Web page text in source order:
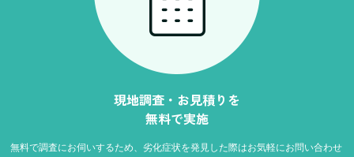
現地調査・お見積りを
無料で実施
無料で調査にお伺いするため、劣化症状を発見した際はお気軽にお問い合わせ